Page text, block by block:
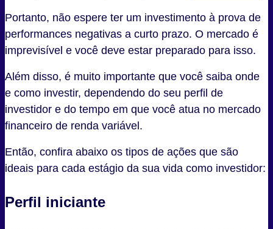
Portanto, não espere ter um investimento à prova de
performances negativas a curto prazo. O mercado é
imprevisível e você deve estar preparado para isso.
Além disso, é muito importante que você saiba onde
e como investir, dependendo do seu perfil de
investidor e do tempo em que você atua no mercado
financeiro de renda variável.
Então, confira abaixo os tipos de ações que são
ideais para cada estágio da sua vida como investidor:
Perfil iniciante